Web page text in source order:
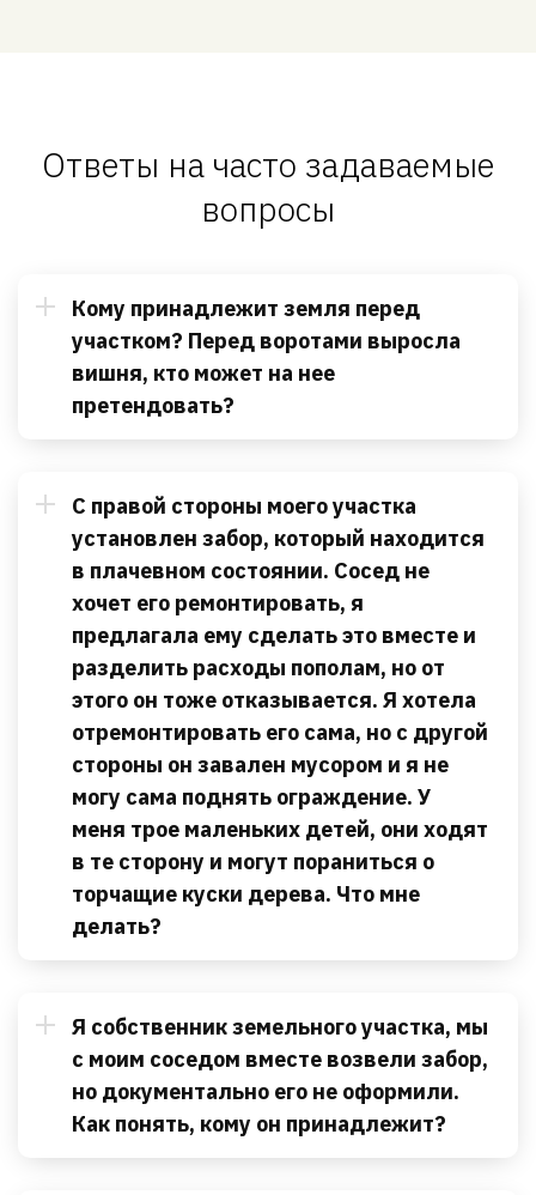
Ответы на часто задаваемые
вопросы
Кому принадлежит земля перед
участком? Перед воротами выросла
вишня, кто может на нее
претендовать?
С правой стороны моего участка
установлен забор, который находится
в плачевном состоянии. Сосед не
хочет его ремонтировать, я
предлагала ему сделать это вместе и
разделить расходы пополам, но от
этого он тоже отказывается. Я хотела
отремонтировать его сама, но с другой
стороны он завален мусором и я не
могу сама поднять ограждение. У
меня трое маленьких детей, они ходят
в те сторону и могут пораниться о
торчащие куски дерева. Что мне
делать?
Я собственник земельного участка, мы
с моим соседом вместе возвели забор,
но документально его не оформили.
Как понять, кому он принадлежит?